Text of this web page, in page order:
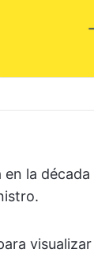
la década
visualizar